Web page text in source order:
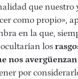
que nuestro
como propio»,
en la que,
los
nos avergüenzan
por